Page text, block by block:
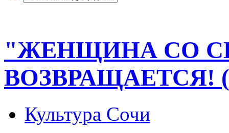
"ЖЕНЩИНА СО
ВОЗВРАЩАЕТСЯ!
Культура Сочи